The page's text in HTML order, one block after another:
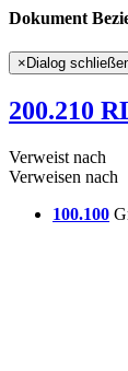
Dokument
× Dialog
200.210
Verweist nach
Verweisen nach
100.100